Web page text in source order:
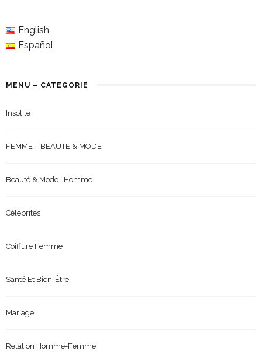
English
Español
MENU – CATEGORIE
Insolite
FEMME – BEAUTÉ & MODE
Beauté & Mode | Homme
Célébrités
Coiffure Femme
Santé Et Bien-Être
Mariage
Relation Homme-Femme